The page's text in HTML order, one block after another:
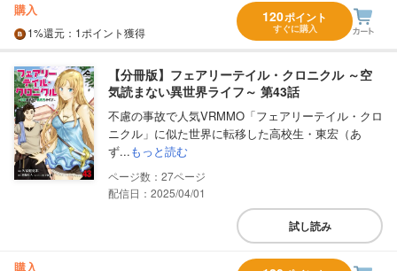
購入
1%還元 ：1ポイント獲得
120ポイント
すぐに購入
【分冊版】フェアリーテイル・クロニクル ～空
気読まない異世界ライフ～ 第43話
不慮の事故で人気VRMMO「フェアリーテイル・クロ
ニクル」に似た世界に転移した高校生・東宏（あ
ず...もっと読む
27
配信日：2025/04/01
試し読み
購入